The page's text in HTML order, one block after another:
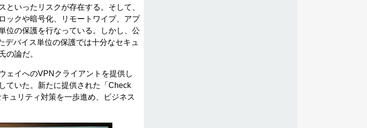
いったリスクが存在する。そして、
ックや暗号化、リモートワイプ、アプ
位の保護を行なっている。しかし、公
バイス単位の保護では十分なセキュ
の論だ。
ェイへのVPNクライアントを提供し
ていた。新たに提供された「Check
ュリティ対策を一歩進め、ビジネス